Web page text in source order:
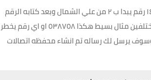
3.تكتب هذا الكود *777# وتضغط اتصال هيطلب منك الرقم القومي المكون من ١٤ رقم يبدا ب ٢ من علي الشمال وبعد كتابه الرقم
اخي الفاضل يتطلب منك كتابه الرقم السري المكون من ٦ ارقام بشرط ان يكونو مختلفين مثال بسيط هكذا ٥٣٨٧٥٨ او اي رقم يخطر
علي شروط الخدمه تضغط ١ وتضغط ارسال وسوف يرسل لك رساله تم انشاء محفظه اتصالات